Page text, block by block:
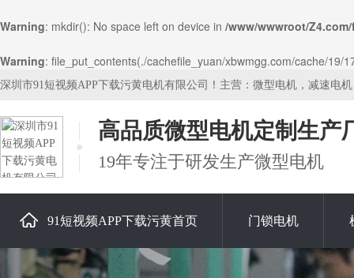
Warning: mkdir(): No space left on device in /www/wwwroot/
Warning: file_put_contents(./cachefile_yuan/xbwmgg.com/cache/
深圳市91短视频APP下载污黄电机有限公司！主营：微型电机，减速电
高品质微型电机定制生产
19年专注于研发生产微型电机
91短视频APP下载污黄首页 门锁电机
关于91短视频APP下载污黄